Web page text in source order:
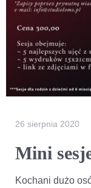
26 sierpnia 2020
Mini
Kochani dużo